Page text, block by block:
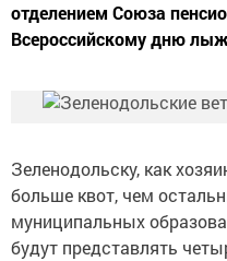
отделением Союза
Всероссийскому дню
Зеленодольску, как
больше квот, чем
муниципальных
будут представлять